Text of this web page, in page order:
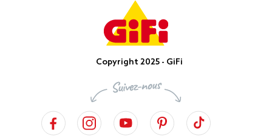
Copyright 2025 - GiFi